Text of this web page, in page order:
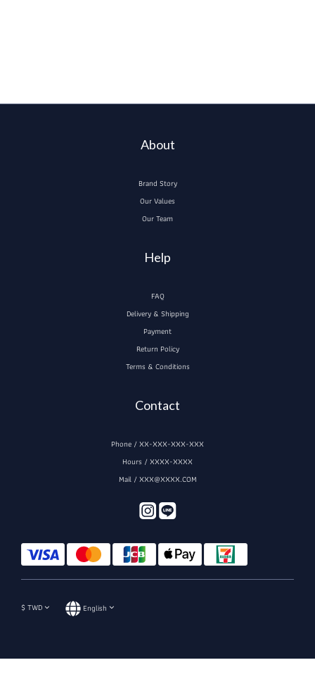
About
Brand Story
Our Values
Our Team
Help
FAQ
Delivery & Shipping
Payment
Return Policy
Terms & Conditions
Contact
Phone / XX-XXX-XXX-XXX
Hours / XXXX-XXXX
Mail / XXX@XXXX.COM
$TWD English